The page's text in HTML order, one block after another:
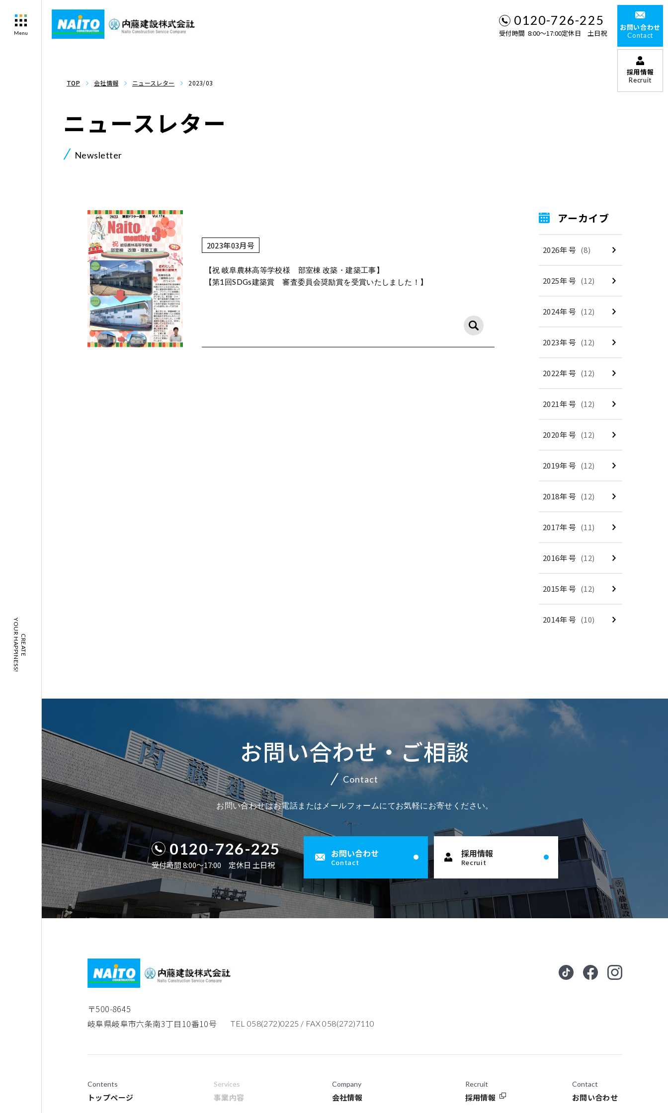
0120-726-225
受付時間 8:00〜17:00定休日 土日祝
お問い合わせ
Contact
採用情報
Recruit
Menu
CREATE
YOUR HAPPINESS!
TOP 会社情報 ニュースレター 2023/03
Newsletter
ニュースレター
2023年03月号
【祝 岐阜農林高等学校様 部室棟 改築・建築工事】
【第1回SDGs建築賞 審査委員会奨励賞を受賞いたしました！】
アーカイブ
2026年 号 (8)
2025年 号 (12)
2024年 号 (12)
2023年 号 (12)
2022年 号 (12)
2021年 号 (12)
2020年 号 (12)
2019年 号 (12)
2018年 号 (12)
2017年 号 (11)
2016年 号 (12)
2015年 号 (12)
2014年 号 (10)
お問い合わせはお電話またはメールフォームにてお気軽にお寄せください。
Contact
お問い合わせ・ご相談
0120-726-225
受付時間 8:00〜17:00 定休日 土日祝
お問い合わせ
Contact
採用情報
Recruit
〒500-8645
岐阜県岐阜市六条南3丁目10番10号
TEL 058(272)0225 / FAX 058(272)7110
Contents
トップページ
Services
事業内容
Company
会社情報
Recruit
採用情報
Contact
お問い合わせ